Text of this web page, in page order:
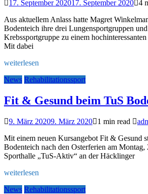
17. September 202017. September 2020 4
Aus aktuellem Anlass hatte Magret
Bodenteich ihre drei Lungensportgruppen
Krebssportgruppe zu einem
Mit dabei
weiterlesen
News Rehabilitationssport
Fit & Gesund beim TuS
9. März 20209. März 2020 1 min read
Mit einem neuen Kursangebot Fit & Gesund
Bodenteich nach den Osterferien am
Sporthalle „TuS-Aktiv“ an der Häcklinger
weiterlesen
News Rehabilitationssport